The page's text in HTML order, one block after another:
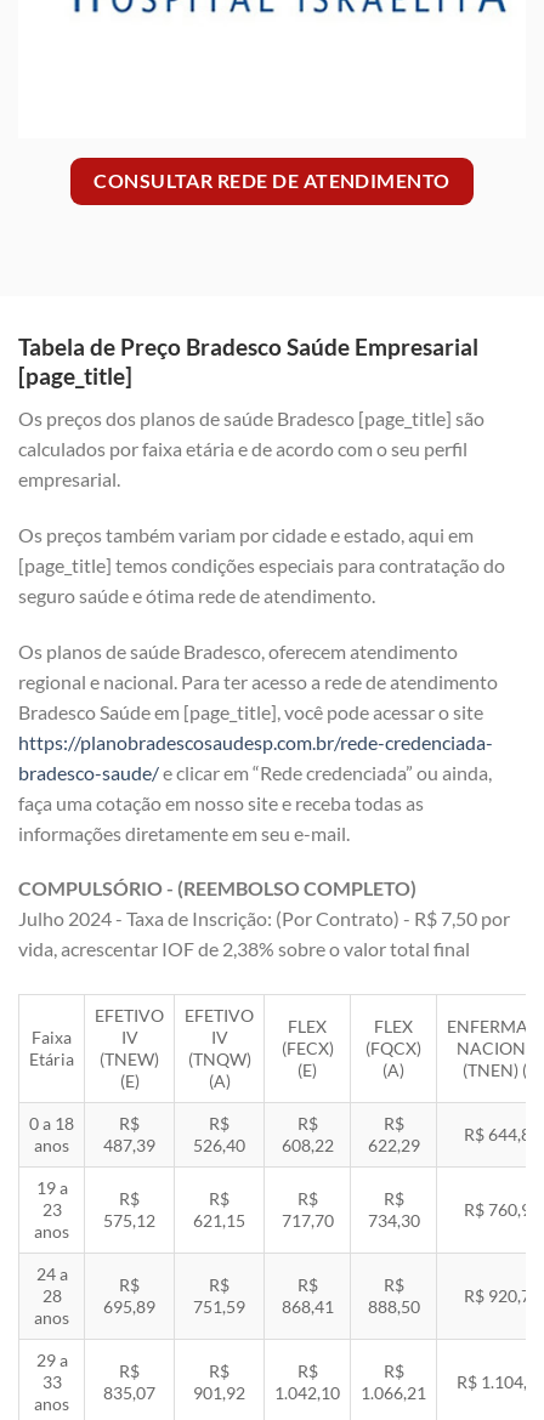
CONSULTAR REDE DE ATENDIMENTO
Tabela de Preço Bradesco Saúde Empresarial
[page_title]
Os preços dos planos de saúde Bradesco [page_title] são
calculados por faixa etária e de acordo com o seu perfil
empresarial.
Os preços também variam por cidade e estado, aqui em
[page_title] temos condições especiais para contratação do
seguro saúde e ótima rede de atendimento.
Os planos de saúde Bradesco, oferecem atendimento
regional e nacional. Para ter acesso a rede de atendimento
Bradesco Saúde em [page_title], você pode acessar o site
https://planobradescosaudesp.com.br/rede-credenciada-
bradesco-saude/e clicar em “Rede credenciada” ou ainda,
faça uma cotação em nosso site e receba todas as
informações diretamente em seu e-mail.
COMPULSÓRIO - (REEMBOLSO COMPLETO)
Julho 2024 - Taxa de Inscrição: (Por Contrato) - R$ 7,50 por
vida, acrescentar IOF de 2,38% sobre o valor total final
Faixa
Etária
EFETIVO
IV
(TNEW)
(E)
EFETIVO
IV
(TNQW)
(A)
FLEX
(FECX)
(E)
FLEX
(FQCX)
(A)
(TNEN) (E)
0 a 18
anos
R$
487,39
R$
526,40
R$
608,22
R$
622,29
R$ 644,85
19 a
23
anos
R$
575,12
R$
621,15
R$
717,70
R$
734,30
R$ 760,92
24 a
28
anos
R$
695,89
R$
751,59
R$
868,41
R$
888,50
R$ 920,71
29 a
33
anos
R$
835,07
R$
901,92
R$
1.042,10
R$
1.066,21
R$